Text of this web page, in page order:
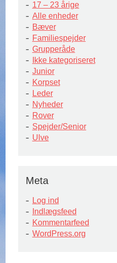
17 – 23 årige
Alle enheder
Bæver
Familiespejder
Grupperåde
Ikke kategoriseret
Junior
Korpset
Leder
Nyheder
Rover
Spejder/Senior
Ulve
Meta
Log ind
Indlægsfeed
Kommentarfeed
WordPress.org